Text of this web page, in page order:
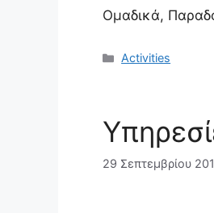
Ομαδικά,
Κατηγορίες
Activities
29 Σεπτεμβρίου